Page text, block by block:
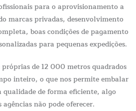
para o aprovisionamento a
marcas privadas, desenvolvimento
boas condições de pagamento
para pequenas expedições.
próprias de 12 000 metros quadrados
inteiro, o que nos permite embalar
de forma eficiente, algo
não pode oferecer.